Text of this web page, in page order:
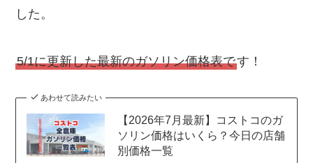
した。
5/1に更新した最新のガソリン価格表です！
あわせて読みたい
【2026年7月最新】コストコのガ
ソリン価格はいくら？今日の店舗
別価格一覧